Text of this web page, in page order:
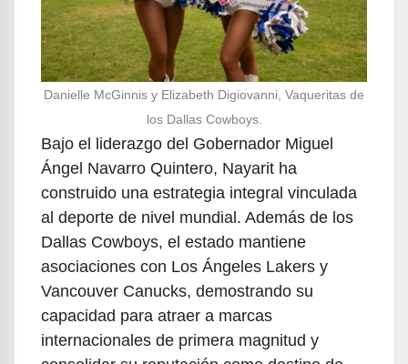
Danielle McGinnis y Elizabeth Digiovanni, Vaqueritas de
los Dallas Cowboys.
Bajo el liderazgo del Gobernador Miguel
Ángel Navarro Quintero, Nayarit ha
construido una estrategia integral vinculada
al deporte de nivel mundial. Además de los
Dallas Cowboys, el estado mantiene
asociaciones con Los Ángeles Lakers y
Vancouver Canucks, demostrando su
capacidad para atraer a marcas
internacionales de primera magnitud y